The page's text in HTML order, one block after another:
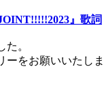
』歌詞
。
をお願いいたしま